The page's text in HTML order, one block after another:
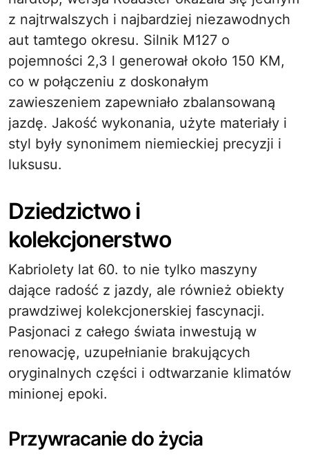
z najtrwalszych i najbardziej niezawodnych
aut tamtego okresu. Silnik M127 o
pojemności 2,3 l generował około 150 KM,
co w połączeniu z doskonałym
zawieszeniem zapewniało zbalansowaną
jazdę. Jakość wykonania, użyte materiały i
styl były synonimem niemieckiej precyzji i
luksusu.
Dziedzictwo i
kolekcjonerstwo
Kabriolety lat 60. to nie tylko maszyny
dające radość z jazdy, ale również obiekty
prawdziwej kolekcjonerskiej fascynacji.
Pasjonaci z całego świata inwestują w
renowację, uzupełnianie brakujących
oryginalnych części i odtwarzanie klimatów
minionej epoki.
Przywracanie do życia